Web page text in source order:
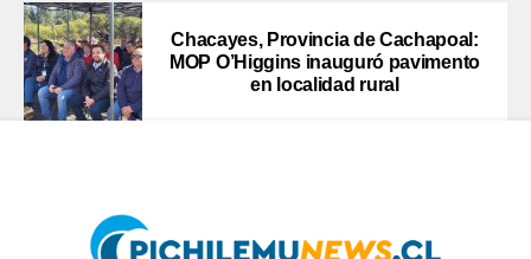
Chacayes, Provincia de Cachapoal:
MOP O’Higgins inauguró pavimento
en localidad rural